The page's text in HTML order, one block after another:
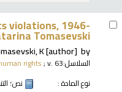
violations, 1946-
Tomasevski
by
K[author]
السلاسل: rights; v. 63
نوع المادة :
نص؛